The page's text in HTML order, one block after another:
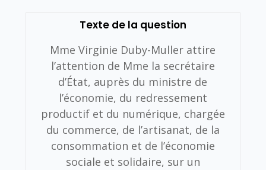
Texte de la question
Mme Virginie Duby-Muller attire
l’attention de Mme la secrétaire
d’État, auprès du ministre de
l’économie, du redressement
productif et du numérique, chargée
du commerce, de l’artisanat, de la
consommation et de l’économie
sociale et solidaire, sur un